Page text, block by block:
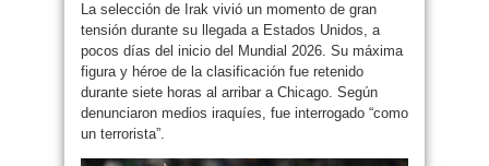
La selección de Irak vivió un momento de gran
tensión durante su llegada a Estados Unidos, a
pocos días del inicio del Mundial 2026. Su máxima
figura y héroe de la clasificación fue retenido
durante siete horas al arribar a Chicago. Según
denunciaron medios iraquíes, fue interrogado “como
un terrorista”.